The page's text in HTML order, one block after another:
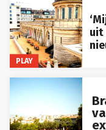
PLAY
uit